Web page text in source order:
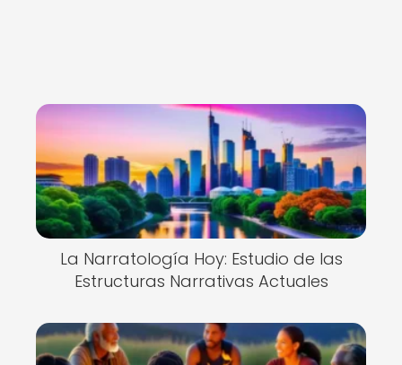
Nuevo
La Narratología Hoy: Estudio de las
Estructuras Narrativas Actuales